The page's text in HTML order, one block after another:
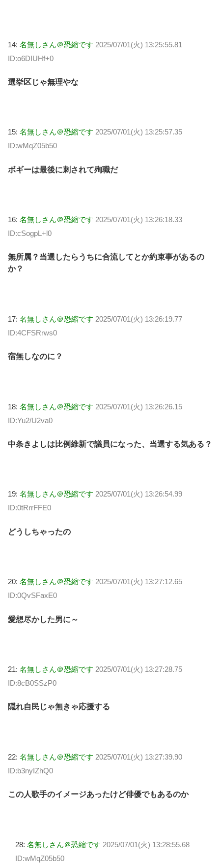
14: 名無しさん＠恐縮です 2025/07/01(火) 13:25:55.81
ID:o6DIUHf+0
選挙区じゃ無理やな
15: 名無しさん＠恐縮です 2025/07/01(火) 13:25:57.35
ID:wMqZ05b50
ボギーは最後に刺されて殉職だ
16: 名無しさん＠恐縮です 2025/07/01(火) 13:26:18.33
ID:cSogpL+l0
無所属？当選したらうちに合流してとか約束事があるの
か？
17: 名無しさん＠恐縮です 2025/07/01(火) 13:26:19.77
ID:4CFSRrws0
宿無しなのに？
18: 名無しさん＠恐縮です 2025/07/01(火) 13:26:26.15
ID:Yu2/U2va0
中条きよしは比例維新で議員になった、当選する気ある？
19: 名無しさん＠恐縮です 2025/07/01(火) 13:26:54.99
ID:0tRrrFFE0
どうしちゃったの
20: 名無しさん＠恐縮です 2025/07/01(火) 13:27:12.65
ID:0QvSFaxE0
愛想尽かした男に～
21: 名無しさん＠恐縮です 2025/07/01(火) 13:27:28.75
ID:8cB0SSzP0
隠れ自民じゃ無きゃ応援する
22: 名無しさん＠恐縮です 2025/07/01(火) 13:27:39.90
ID:b3nyIZhQ0
この人歌手のイメージあったけど俳優でもあるのか
28: 名無しさん＠恐縮です 2025/07/01(火) 13:28:55.68
ID:wMqZ05b50